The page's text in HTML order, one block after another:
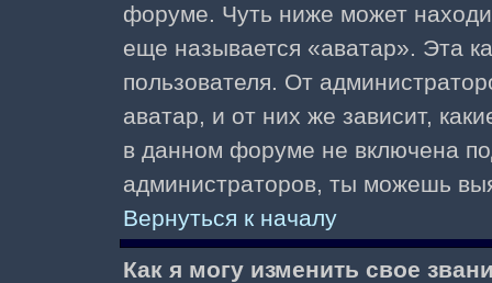
форуме. Чуть ниже может
еще называется «аватар». Эта
пользователя. От
аватар, и от них же зависит,
в данном форуме не включена
администраторов, ты можешь
Вернуться к началу
Как я могу изменить свое